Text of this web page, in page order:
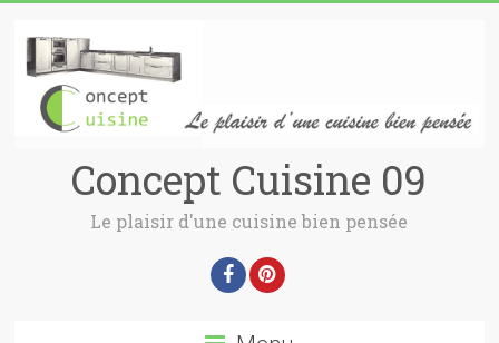
Concept Cuisine 09
Le plaisir d'une cuisine bien pensée